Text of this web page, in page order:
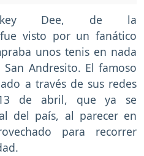
Dee, de la
visto por un fanático
unos tenis en nada
Andresito. El famoso
a través de sus redes
de abril, que ya se
del país, al parecer en
para recorrer